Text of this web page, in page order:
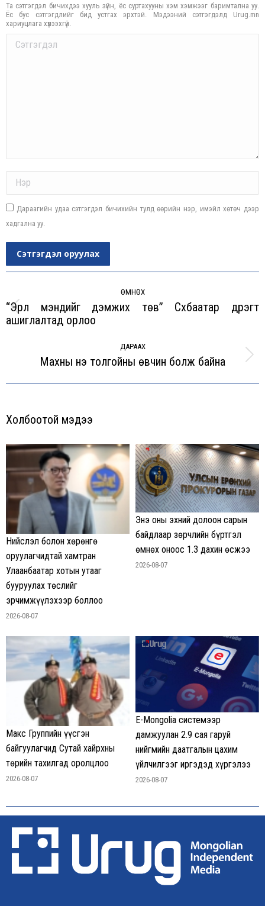
Та сэтгэгдэл бичихдээ хууль зүйн, ёс суртахууны хэм хэмжээг баримтална уу.
Ёс бус сэтгэгдлийг бид устгах эрхтэй. Мэдээний сэтгэгдэлд Urug.mn
хариуцлага хүлээхгүй.
Comment
Дараагийн удаа сэтгэгдэл бичихийн тулд өөрийн нэр, имэйл хөтөч дээр
хадгална уу.
Сэтгэгдэл оруулах
ӨМНӨХ
Previous
“Эрүүл мэндийг дэмжих төв” Сүхбаатар дүүрэгт
ашиглалтад орлоо
ДАРААХ
Next
Махны үнэ толгойны өвчин болж байна
Холбоотой мэдээ
Нийслэл болон хөрөнгө
оруулагчидтай хамтран
Улаанбаатар хотын утааг
бууруулах төслийг
эрчимжүүлэхээр боллоо
2026-08-07
Энэ оны эхний долоон сарын
байдлаар зөрчлийн бүртгэл
өмнөх оноос 1.3 дахин өсжээ
2026-08-07
Макс Группийн үүсгэн
байгуулагчид Сутай хайрхны
төрийн тахилгад оролцлоо
2026-08-07
E-Mongolia системээр
дамжуулан 2.9 сая гаруй
нийгмийн даатгалын цахим
үйлчилгээг иргэдэд хүргэлээ
2026-08-07